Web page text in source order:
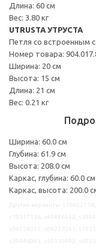
Длина: 60 см
Вес: 3.80 кг
UTRUSTA УТРУСТА
Петля со встроенным
Номер товара:
Ширина: 20 см
Высота: 15 см
Длина: 21 см
Вес: 0.21 кг
Ширина: 60.0 см
Глубина: 61.9 см
Высота: 208.0 см
Каркас, глубина: 60.0 см
Каркас, высота: 200.0